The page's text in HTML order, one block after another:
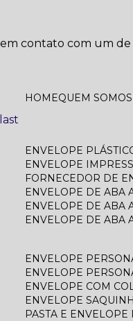
contato com um de
HOME QUEM SOMOS
ENVELOPE
ENVELOPE
FORNECEDOR DE
ENVELOPE DE ABA
ENVELOPE DE ABA
ENVELOPE DE
ENVELOPE
ENVELOPE
ENVELOPE COM
ENVELOPE
PASTA E